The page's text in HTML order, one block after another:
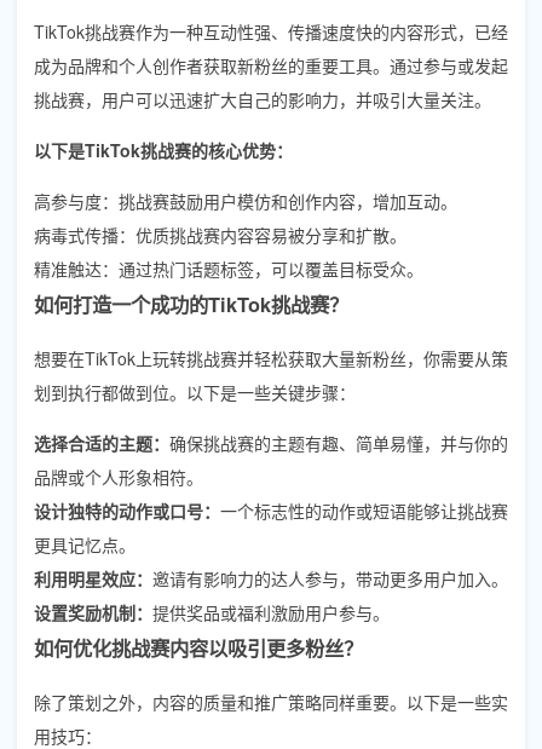
TikTok挑战赛作为一种互动性强、传播速度快的内容形式，已经
成为品牌和个人创作者获取新粉丝的重要工具。通过参与或发起
挑战赛，用户可以迅速扩大自己的影响力，并吸引大量关注。
以下是TikTok挑战赛的核心优势：
高参与度：挑战赛鼓励用户模仿和创作内容，增加互动。
病毒式传播：优质挑战赛内容容易被分享和扩散。
精准触达：通过热门话题标签，可以覆盖目标受众。
如何打造一个成功的TikTok挑战赛？
想要在TikTok上玩转挑战赛并轻松获取大量新粉丝，你需要从策
划到执行都做到位。以下是一些关键步骤：
选择合适的主题： 确保挑战赛的主题有趣、简单易懂，并与你的
品牌或个人形象相符。
设计独特的动作或口号： 一个标志性的动作或短语能够让挑战赛
更具记忆点。
利用明星效应： 邀请有影响力的达人参与，带动更多用户加入。
设置奖励机制： 提供奖品或福利激励用户参与。
如何优化挑战赛内容以吸引更多粉丝？
除了策划之外，内容的质量和推广策略同样重要。以下是一些实
用技巧：